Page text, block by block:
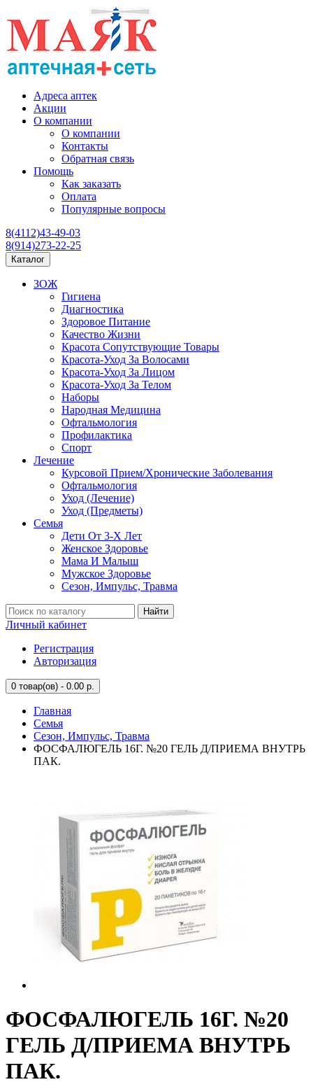
Адреса аптек
Акции
О компании
О компании
Контакты
Обратная связь
Помощь
Как заказать
Оплата
Популярные вопросы
8(4112)43-49-03
8(914)273-22-25
Каталог
ЗОЖ
Гигиена
Диагностика
Здоровое Питание
Качество Жизни
Красота Сопутствующие Товары
Красота-Уход За Волосами
Красота-Уход За Лицом
Красота-Уход За Телом
Наборы
Народная Медицина
Офтальмология
Профилактика
Спорт
Лечение
Курсовой Прием/Хронические Заболевания
Офтальмология
Уход (Лечение)
Уход (Предметы)
Семья
Дети От 3-Х Лет
Женское Здоровье
Мама И Малыш
Мужское Здоровье
Сезон, Импульс, Травма
Найти
Личный кабинет
Регистрация
Авторизация
0 товар(ов) - 0.00 р.
Главная
Семья
Сезон, Импульс, Травма
ФОСФАЛЮГЕЛЬ 16Г. №20 ГЕЛЬ Д/ПРИЕМА ВНУТРЬ
ПАК.
ФОСФАЛЮГЕЛЬ 16Г. №20
ГЕЛЬ Д/ПРИЕМА ВНУТРЬ
ПАК.